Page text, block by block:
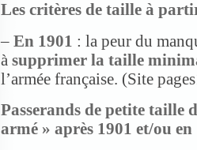
Les critères de taille à
– En 1901 : la peur du
à supprimer la taille
l’armée française. (Site
Passerands de petite taille
armé » après 1901 et/ou en